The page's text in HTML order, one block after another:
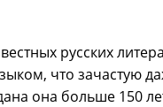
русских
что зачастую
она больше 150